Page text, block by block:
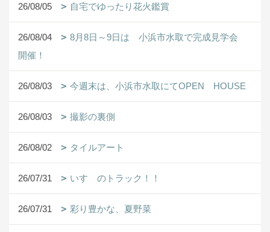
26/08/05 自宅でゆったり花火鑑賞
26/08/04
8月8日～9日は 小浜市水取で完成見学会
開催！
26/08/03 今週末は、小浜市水取にてOPEN HOUSE
26/08/03 撮影の裏側
26/08/02 タイルアート
26/07/31 いすゞのトラック！！
26/07/31 彩り豊かな、夏野菜